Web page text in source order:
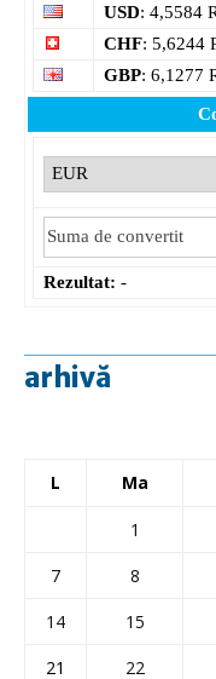
USD: 4,5584
CHF: 5,6244
GBP: 6,1277
Rezultat: -
arhivă
L Ma
1
7
8
14
15
21
22